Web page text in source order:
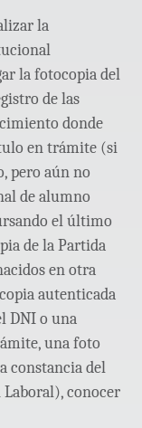
la
la fotocopia del
de las
donde
en trámite (si
pero aún no
de alumno
el último
de la Partida
en otra
autenticada
DNI o una
una foto
constancia del
conocer